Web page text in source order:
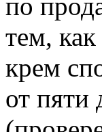
тем,
крем
от пяти